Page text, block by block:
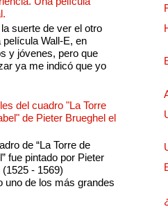
suerte de ver el otro
película Wall-E, en
y jóvenes, pero que
ya me indicó que yo
del cuadro "La Torre
de Pieter Brueghel el
de “La Torre de
fue pintado por Pieter
- 1569)
uno de los más grandes